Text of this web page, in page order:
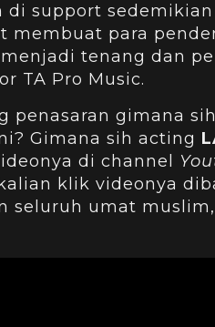
di support sedemikian
membuat para
tenang dan
TA Pro Music.
penasaran gimana
Gimana sih acting
di channel
klik videonya
seluruh umat